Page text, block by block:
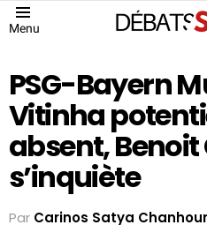
Menu
PSG-Bayern
Vitinha
absent, Benoit
s’inquiète
Par Carinos Satya